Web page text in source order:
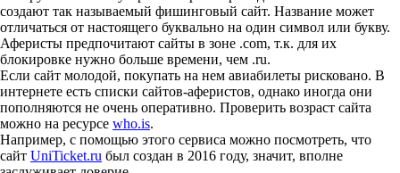
создают так называемый фишинговый сайт. Название может
отличаться от настоящего буквально на один символ или букву.
Аферисты предпочитают сайты в зоне .com, т.к. для их
блокировке нужно больше времени, чем .ru.
Если сайт молодой, покупать на нем авиабилеты рисковано. В
интернете есть списки сайтов-аферистов, однако иногда они
пополняются не очень оперативно. Проверить возраст сайта
можно на ресурсе who.is.
Например, с помощью этого сервиса можно посмотреть, что
сайт UniTicket.ru был создан в 2016 году, значит, вполне